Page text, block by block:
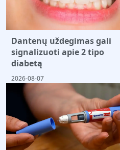
Dantenų uždegimas gali
signalizuoti apie 2 tipo
diabetą
2026-08-07